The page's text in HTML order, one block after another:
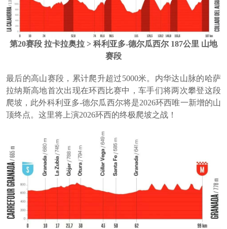
第20赛段 拉卡拉奥拉 > 科利亚多-德尔瓜西尔 187公里 山地
赛段
最后的高山赛段，累计爬升超过5000米。内华达山脉的哈萨
拉纳斯高地首次出现在环西比赛中，车手们将两次攀登这段
爬坡，此外科利亚多-德尔瓜西尔将是2026环西唯一新增的山
顶终点。这里将上演2026环西的终极爬坡之战！